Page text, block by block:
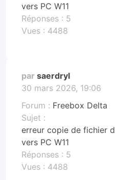
vers PC W11
Réponses : 5
Vues : 4488
par saerdryl
30 mars 2026, 19:06
Forum : Freebox Delta
Sujet :
erreur copie de fichier
vers PC W11
Réponses : 5
Vues : 4488